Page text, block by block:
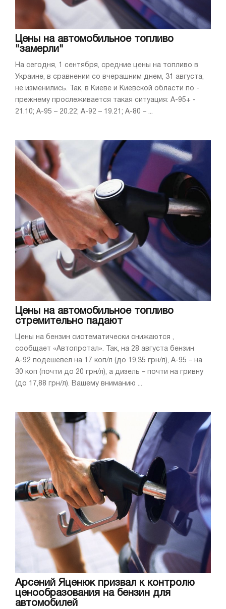
Цены на автомобильное топливо
"замерли"
На сегодня, 1 сентября, средние цены на топливо в
Украине, в сравнении со вчерашним днем, 31 августа,
не изменились. Так, в Киеве и Киевской области по -
прежнему прослеживается такая ситуация: А-95+ -
21.10; А-95 – 20.22; А-92 – 19.21; А-80 – ...
Цены на автомобильное топливо
стремительно падают
Цены на бензин систематически снижаются ,
сообщает «Автопротал». Так, на 28 августа бензин
А-92 подешевел на 17 коп/л (до 19,35 грн/л), А-95 – на
30 коп (почти до 20 грн/л), а дизель – почти на гривну
(до 17,88 грн/л). Вашему вниманию ...
Арсений Яценюк призвал к контролю
ценообразования на бензин для
автомобилей